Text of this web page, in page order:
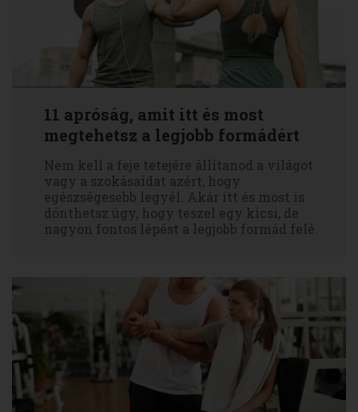
11 apróság, amit itt és most
megtehetsz a legjobb formádért
Nem kell a feje tetejére állítanod a világot
vagy a szokásaidat azért, hogy
egészségesebb legyél. Akár itt és most is
dönthetsz úgy, hogy teszel egy kicsi, de
nagyon fontos lépést a legjobb formád felé.